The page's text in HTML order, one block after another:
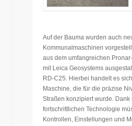
Auf der Bauma wurden auch
Kommunalmaschinen
aus dem umfangreichen
mit Leica Geosystems
RD-C25. Hierbei handelt es
Maschine, die für die präzise
Straßen konzipiert wurde. Dank
fortschrittlichen Technologie
Kontrollen, Einstellungen und